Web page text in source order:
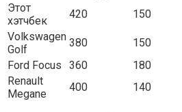
Этот
хэтчбек
420 150
Volkswagen
Golf
380 150
Ford Focus
360 180
Renault
Megane
400 140